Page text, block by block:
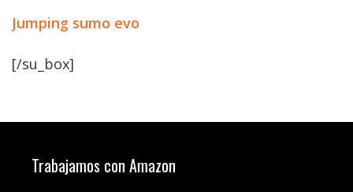
Jumping sumo evo
[/su_box]
Trabajamos con Amazon